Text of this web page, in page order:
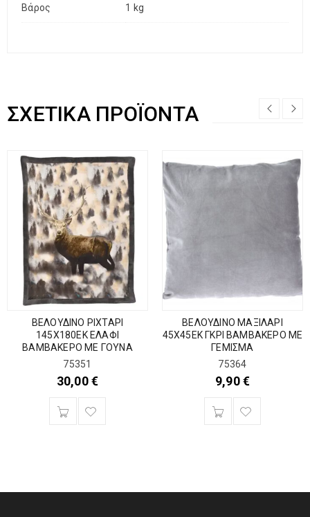
Βάρος 1 kg
ΣΧΕΤΙΚΆ ΠΡΟΪΌΝΤΑ
ΒΕΛΟΥΔΙΝΟ ΡΙΧΤΑΡΙ
145Χ180ΕΚ ΕΛΑΦΙ
ΒΑΜΒΑΚΕΡΟ ΜΕ ΓΟΥΝΑ
75351
30,00€
ΒΕΛΟΥΔΙΝΟ ΜΑΞΙΛΑΡΙ
45Χ45ΕΚ ΓΚΡΙ ΒΑΜΒΑΚΕΡΟ ΜΕ
ΓΕΜΙΣΜΑ
75364
9,90€